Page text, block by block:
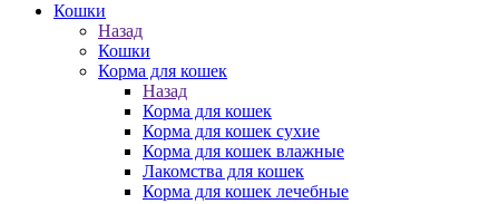
Кошки
Назад
Кошки
Корма для кошек
Назад
Корма для кошек
Корма для кошек сухие
Корма для кошек влажные
Лакомства для кошек
Корма для кошек лечебные